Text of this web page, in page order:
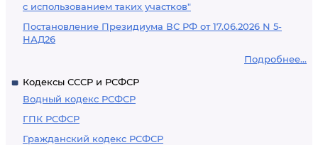
с использованием таких участков"
Постановление Президиума ВС РФ от 17.06.2026 N 5-
НАД26
Подробнее...
Кодексы СССР и РСФСР
Водный кодекс РСФСР
ГПК РСФСР
Гражданский кодекс РСФСР